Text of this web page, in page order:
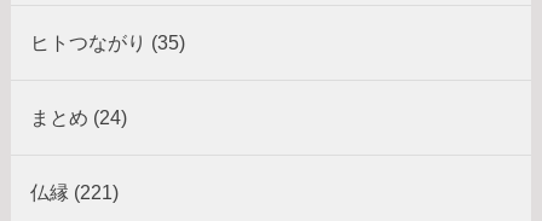
ヒトつながり (35)
まとめ (24)
仏縁 (221)